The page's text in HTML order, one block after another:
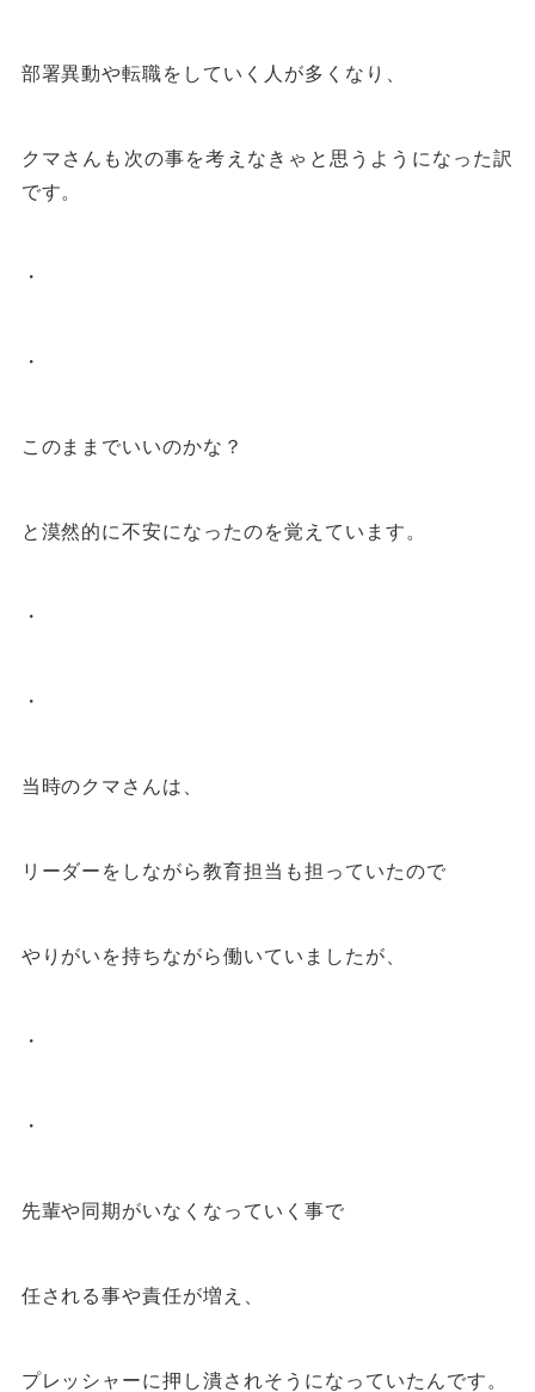
部署異動や転職をしていく人が多くなり、
クマさんも次の事を考えなきゃと思うようになった訳
です。
・
・
このままでいいのかな？
と漠然的に不安になったのを覚えています。
・
・
当時のクマさんは、
リーダーをしながら教育担当も担っていたので
やりがいを持ちながら働いていましたが、
・
・
先輩や同期がいなくなっていく事で
任される事や責任が増え、
プレッシャーに押し潰されそうになっていたんです。